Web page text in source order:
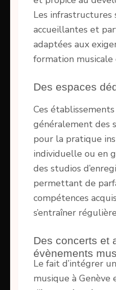
Les infrastructures
accueillantes et
adaptées aux
formation
Des espaces
Ces
généralement des
pour la pratique
individuelle ou en
des studios
permettant de
compétences
s’entraîner
Des concerts et
évènements
Le fait d’intégrer
musique à Genève